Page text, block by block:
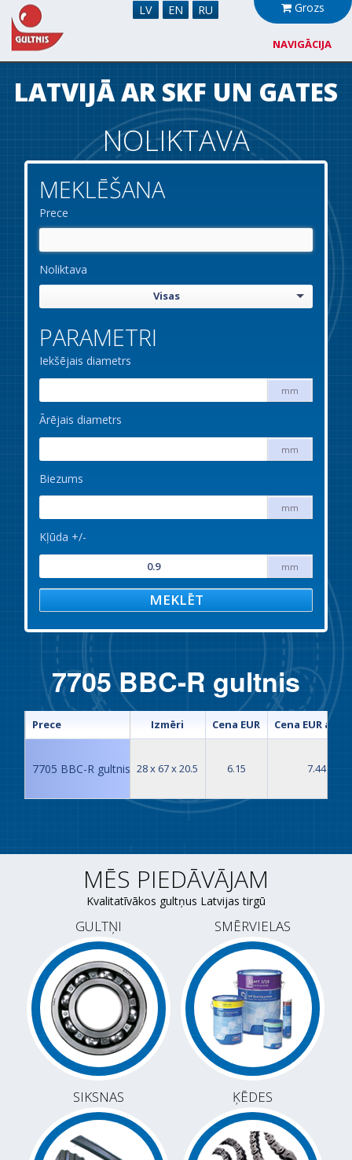
Grozs
LV EN RU
NAVIGĀCIJA
Par mums
Noliktava
Kontakti
LATVIJĀ AR SKF UN GATES
NOLIKTAVA
MEKLĒŠANA
Prece
Noliktava
Visas
PARAMETRI
Iekšējais diametrs
mm
Ārējais diametrs
mm
Biezums
mm
Kļūda +/-
mm
MEKLĒT
7705 BBC-R gultnis
Izmēri Cena EUR Cena EUR ar
28 x 67 x 20.5 6.15 7.44
Prece
7705 BBC-R gultnis
MĒS PIEDĀVĀJAM
Kvalitatīvākos gultņus Latvijas tirgū
GULTŅI SMĒRVIELAS
SIKSNAS ĶĒDES